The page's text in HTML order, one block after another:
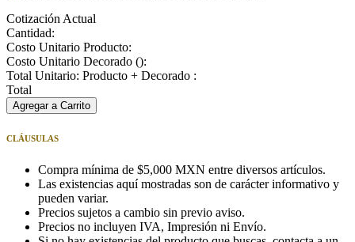
Cotización Actual
Cantidad:
Costo Unitario Producto:
Costo Unitario Decorado ():
Total Unitario: Producto + Decorado :
Total
Agregar a Carrito
CLÁUSULAS
Compra mínima de $5,000 MXN entre diversos artículos.
Las existencias aquí mostradas son de carácter informativo y
pueden variar.
Precios sujetos a cambio sin previo aviso.
Precios no incluyen IVA, Impresión ni Envío.